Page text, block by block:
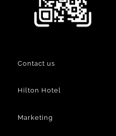
Contact us
Hilton Hotel
Marketing